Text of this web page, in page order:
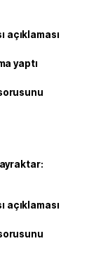
açıklaması
yaptı
açıklaması